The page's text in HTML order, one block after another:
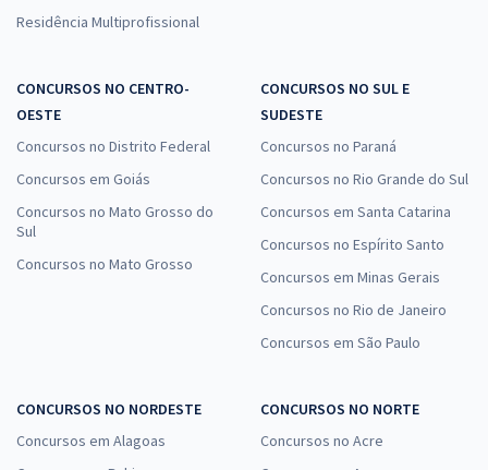
Residência Multiprofissional
CONCURSOS NO CENTRO-
OESTE
Concursos no Distrito Federal
Concursos em Goiás
Concursos no Mato Grosso do
Sul
Concursos no Mato Grosso
CONCURSOS NO SUL E
SUDESTE
Concursos no Paraná
Concursos no Rio Grande do Sul
Concursos em Santa Catarina
Concursos no Espírito Santo
Concursos em Minas Gerais
Concursos no Rio de Janeiro
Concursos em São Paulo
CONCURSOS NO NORDESTE
Concursos em Alagoas
CONCURSOS NO NORTE
Concursos no Acre